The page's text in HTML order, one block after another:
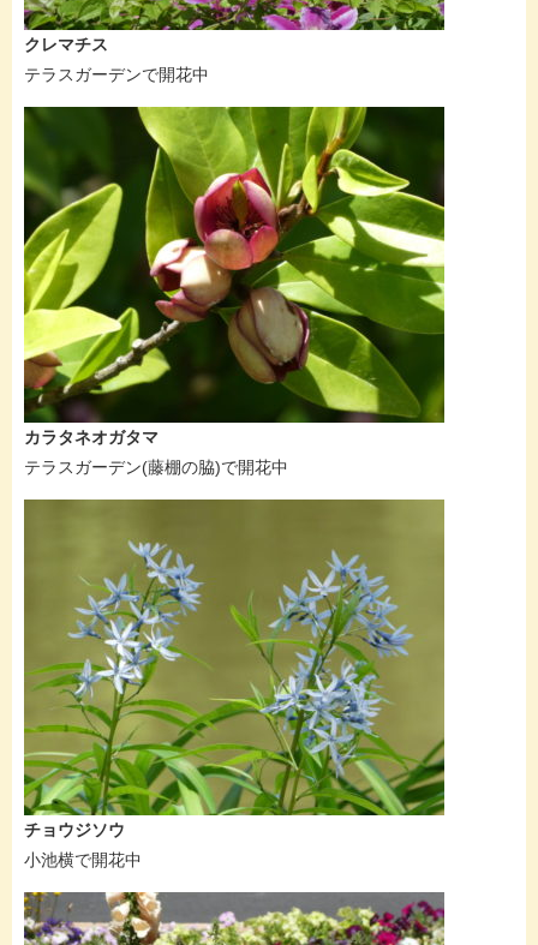
クレマチス
テラスガーデンで開花中
カラタネオガタマ
テラスガーデン(藤棚の脇)で開花中
チョウジソウ
小池横で開花中